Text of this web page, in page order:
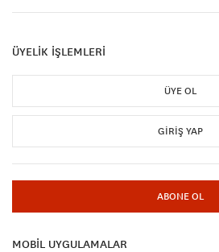
ÜYELİK İŞLEMLERİ
ÜYE OL
GIRIŞ YAP
ABONE OL
MOBİL UYGULAMALAR